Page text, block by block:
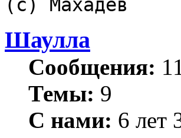
(с) Махадев
Шаулла
Сообщения:
Темы: 9
С нами: 6 лет